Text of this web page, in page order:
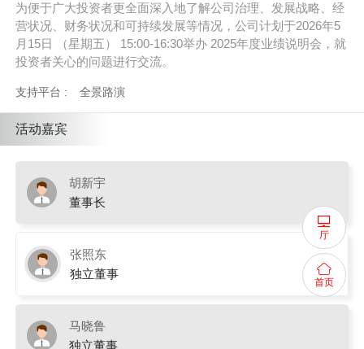
为便于广大投资者更全面深入地了解公司治理、发展战略、经
营状况、财务状况和可持续发展等情况，公司计划于2026年5
月15日 （星期五） 15:00-16:30举办 2025年度业绩说明会，就
投资者关心的问题进行交流。
支持平台 : 全景路演
活动嘉宾
胡新宇
董事长
张照东
独立董事
马晓鲁
独立董事
厅
首页